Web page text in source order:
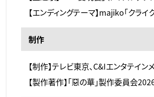
【エンディングテーマ】majiko「クラ
制作
【制作】テレビ東京、C&Iエンタテイン
【製作著作】「惡の華」製作委員会